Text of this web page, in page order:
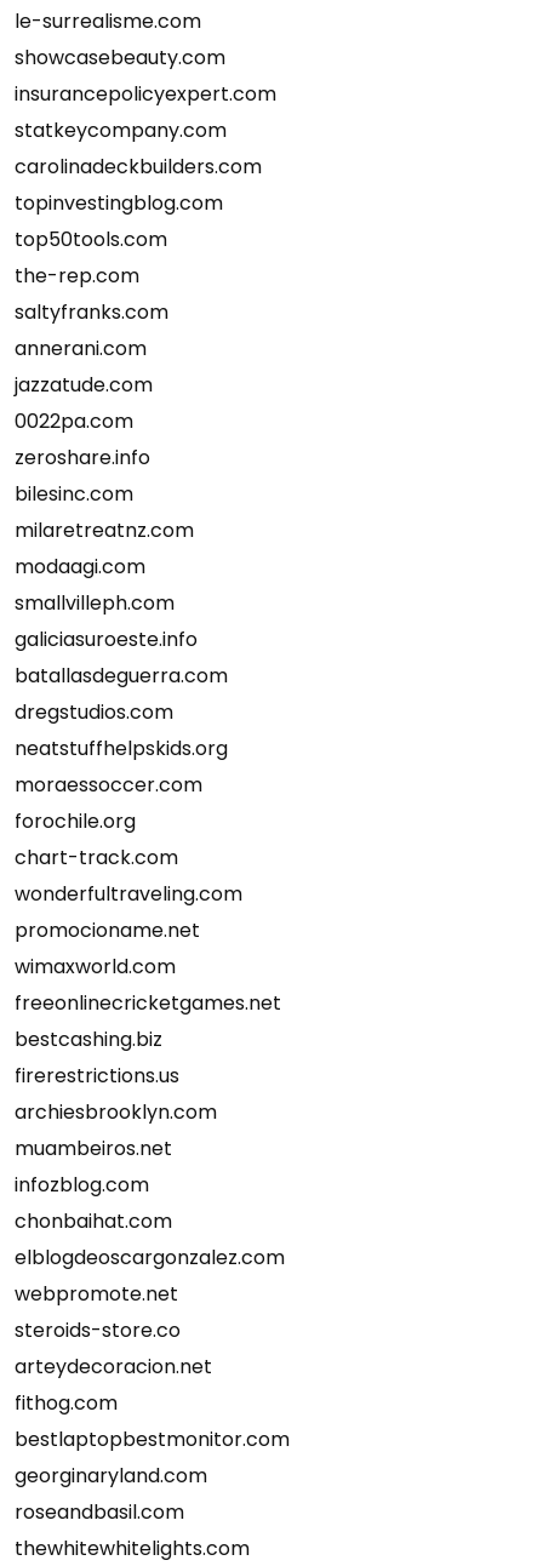
le-surrealisme.com
showcasebeauty.com
insurancepolicyexpert.com
statkeycompany.com
carolinadeckbuilders.com
topinvestingblog.com
top50tools.com
the-rep.com
saltyfranks.com
annerani.com
jazzatude.com
0022pa.com
zeroshare.info
bilesinc.com
milaretreatnz.com
modaagi.com
smallvilleph.com
galiciasuroeste.info
batallasdeguerra.com
dregstudios.com
neatstuffhelpskids.org
moraessoccer.com
forochile.org
chart-track.com
wonderfultraveling.com
promocioname.net
wimaxworld.com
freeonlinecricketgames.net
bestcashing.biz
firerestrictions.us
archiesbrooklyn.com
muambeiros.net
infozblog.com
chonbaihat.com
elblogdeoscargonzalez.com
webpromote.net
steroids-store.co
arteydecoracion.net
fithog.com
bestlaptopbestmonitor.com
georginaryland.com
roseandbasil.com
thewhitewhitelights.com